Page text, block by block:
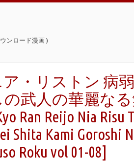
ンロード漫画 )
・リストン 病
武人の華麗なる
Ran Reijo Nia Risu
Shita Kami Goroshi
Roku vol 01-08]